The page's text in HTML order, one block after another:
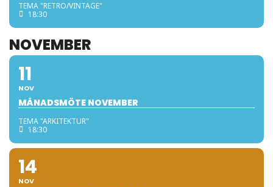
TEMA "RETRO/VINTAGE"
18:30
NOVEMBER
11
NOV
MÅNADSMÖTE NOVEMBER
TEMA "ARKITEKTUR"
18:30
14
NOV